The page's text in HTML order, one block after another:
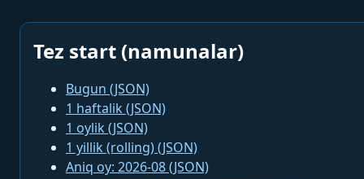
Tez start (namunalar)
Bugun (JSON)
1 haftalik (JSON)
1 oylik (JSON)
1 yillik (rolling) (JSON)
Aniq oy: 2026-08 (JSON)